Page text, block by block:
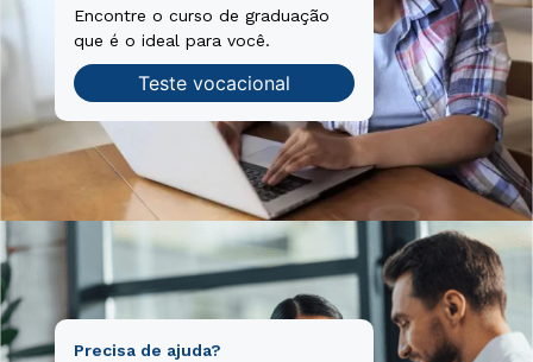
Encontre o curso de graduação
que é o ideal para você.
Teste vocacional
Precisa de ajuda?